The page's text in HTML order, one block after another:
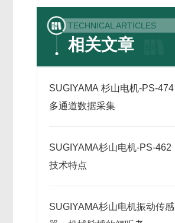
TECHNICAL ARTICLES
相关文章
SUGIYAMA 杉山电机-PS-474
多通道数据采集
SUGIYAMA杉山电机-PS-462
技术特点
SUGIYAMA杉山电机振动传感